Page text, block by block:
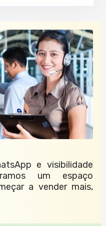
e visibilidade
um espaço
a vender mais,